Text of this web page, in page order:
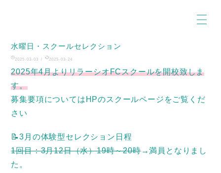
水曜日・スクールセレクション
2025-03-03 / 2025-03-24
2025年4月よりリラーシオFCスクールを開校致しま
す。
募集要項についてはHPのスクールページをご覧くだ
さい
📝3月の体験型セレクション日程
1回目：3月12日（水）19時～20時→満員となりまし
た。